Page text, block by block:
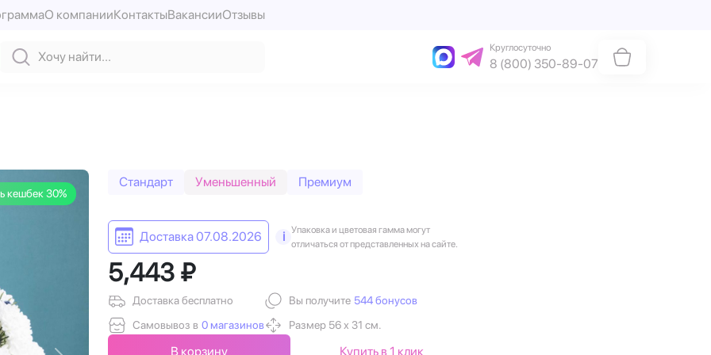
О компанииКонтактыВакансииОтзывы
Круглосуточно
8 (800) 350-89-07
кешбек 30%
Стандарт Уменьшенный Премиум
Доставка 07.08.2026 i
Упаковка и цветовая гамма могут
отличаться от представленных на сайте.
5,443 ₽
Доставка бесплатно
Самовывоз в 0 магазинов
Вы получите 544 бонусов
Размер 56 х 31 см.
В корзину Купить в 1 клик